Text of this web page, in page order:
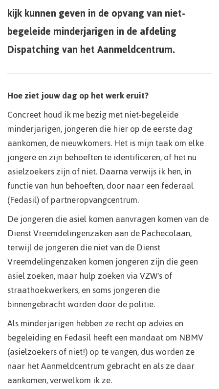
kijk kunnen geven in de opvang van niet-
begeleide minderjarigen in de afdeling
Dispatching van het Aanmeldcentrum.
Hoe ziet jouw dag op het werk eruit?
Concreet houd ik me bezig met niet-begeleide
minderjarigen, jongeren die hier op de eerste dag
aankomen, de nieuwkomers. Het is mijn taak om elke
jongere en zijn behoeften te identificeren, of het nu
asielzoekers zijn of niet. Daarna verwijs ik hen, in
functie van hun behoeften, door naar een federaal
(Fedasil) of partneropvangcentrum.
De jongeren die asiel komen aanvragen komen van de
Dienst Vreemdelingenzaken aan de Pachecolaan,
terwijl de jongeren die niet van de Dienst
Vreemdelingenzaken komen jongeren zijn die geen
asiel zoeken, maar hulp zoeken via VZW's of
straathoekwerkers, en soms jongeren die
binnengebracht worden door de politie.
Als minderjarigen hebben ze recht op advies en
begeleiding en Fedasil heeft een mandaat om NBMV
(asielzoekers of niet!) op te vangen, dus worden ze
naar het Aanmeldcentrum gebracht en als ze daar
aankomen, verwelkom ik ze.